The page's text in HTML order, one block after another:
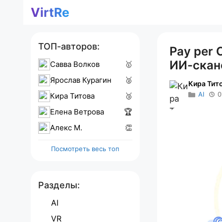
ПерейтиVirtRe
Pay per
ИИ-
Кира
AI
ТОП-авторов:
Савва Волков
🥇
Ярослав Курагин
🥈
Кира Титова
🥉
Елена Ветрова
🏆
Алекс M.
👏
Посмотреть весь топ
Разделы:
AI
VR